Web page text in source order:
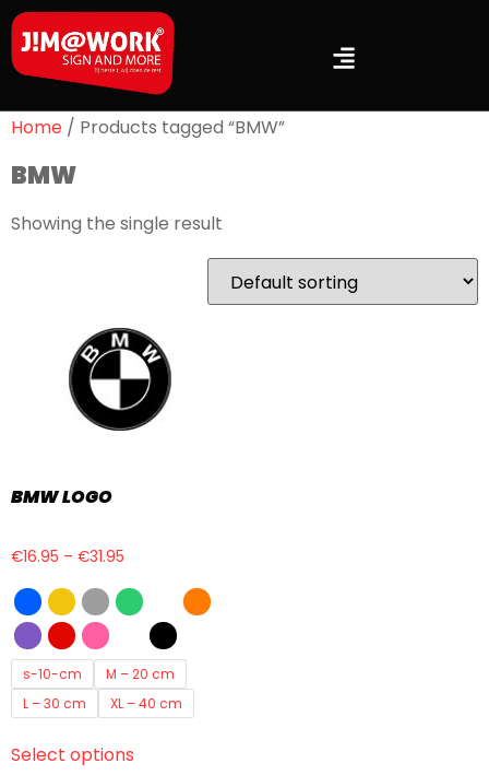
Home / Products tagged “BMW”
BMW
Showing the single result
BMW LOGO
€16.95 – €31.95
s-10-cm
M – 20 cm
L – 30 cm
XL – 40 cm
Select options